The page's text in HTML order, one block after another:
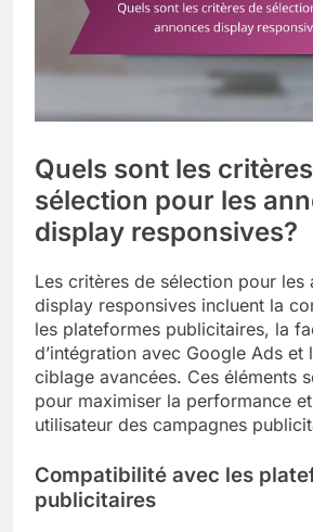
Quels sont les
sélection pour les
display responsives?
Les critères de sélection pour les
display responsives incluent la
les plateformes publicitaires, la
d’intégration avec Google Ads et
ciblage avancées. Ces éléments
pour maximiser la performance et
utilisateur des campagnes
Compatibilité avec les
publicitaires